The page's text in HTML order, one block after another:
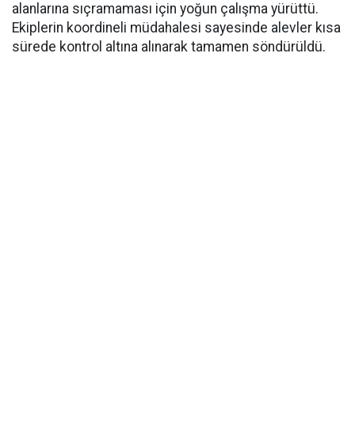
alanlarına sıçramaması için yoğun çalışma yürüttü.
Ekiplerin koordineli müdahalesi sayesinde alevler kısa
sürede kontrol altına alınarak tamamen söndürüldü.